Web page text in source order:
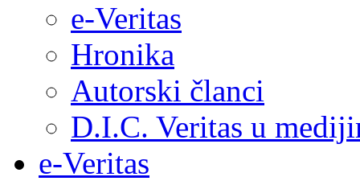
e-Veritas
Hronika
Autorski članci
D.I.C. Veritas u
e-Veritas